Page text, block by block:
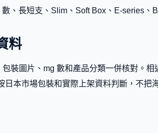
、長短支、Slim、Soft Box、E-series、
料
裝圖片、mg 數和產品分類一併核對。
本市場包裝和實際上架資料判斷，不把